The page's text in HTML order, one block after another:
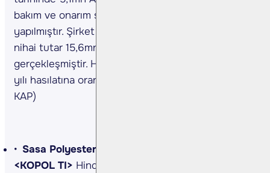
bakım ve onarım sözleşmesinin teslimatı
yapılmıştır. Şirket ilave talepler doğrultusunda
nihai tutar 15,6mn ABD Doları olarak
gerçekleşmiştir. Hatırlatmak isterizki bu tutar 2023
yılı hasılatına oranı yaklaşık %22,81’dir. (Kaynak:
KAP)
Sasa Polyester <SASA TI>, koza Polyester
<KOPOL TI> Hindistan, Tayland ve Tayvan menşeli